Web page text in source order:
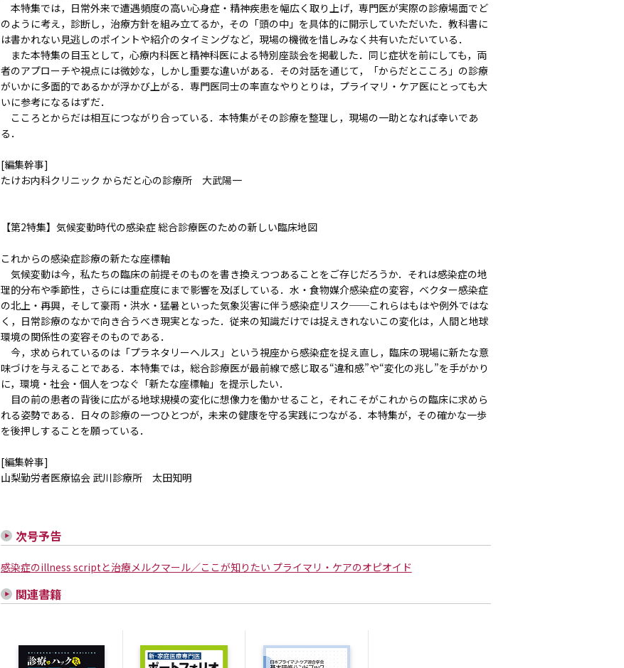
本特集では，日常外来で遭遇頻度の高い心身症・精神疾患を幅広く取り上げ，専門医が実際の診療場面でど
のように考え，診断し，治療方針を組み立てるか，その「頭の中」を具体的に開示していただいた．教科書に
は書かれない見逃しのポイントや紹介のタイミングなど，現場の機微を惜しみなく共有いただいている．
また本特集の目玉として，心療内科医と精神科医による特別座談会を掲載した．同じ症状を前にしても，両
者のアプローチや視点には微妙な，しかし重要な違いがある．その対話を通じて，「からだとこころ」の診療
がいかに多面的であるかが浮かび上がる．専門医同士の率直なやりとりは，プライマリ・ケア医にとっても大
いに参考になるはずだ．
こころとからだは相互につながり合っている．本特集がその診療を整理し，現場の一助となれば幸いであ
る．
[編集幹事]
たけお内科クリニック からだと心の診療所 大武陽一
【第2特集】気候変動時代の感染症 総合診療医のための新しい臨床地図
これからの感染症診療の新たな座標軸
気候変動は今，私たちの臨床の前提そのものを書き換えつつあることをご存じだろうか．それは感染症の地
理的分布や季節性，さらには重症度にまで影響を及ぼしている．水・食物媒介感染症の変容，ベクター感染症
の北上・再興，そして豪雨・洪水・猛暑といった気象災害に伴う感染症リスク──これらはもはや例外ではな
く，日常診療のなかで向き合うべき現実となった．従来の知識だけでは捉えきれないこの変化は，人間と地球
環境の関係性の変容そのものである．
今，求められているのは「プラネタリーヘルス」という視座から感染症を捉え直し，臨床の現場に新たな意
味づけを与えることである．本特集では，総合診療医が最前線で感じ取る“違和感”や“変化の兆し”を手がかり
に，環境・社会・個人をつなぐ「新たな座標軸」を提示したい．
目の前の患者の背後に広がる地球規模の変化に想像力を働かせること，それこそがこれからの臨床に求めら
れる姿勢である．日々の診療の一つひとつが，未来の健康を守る実践につながる．本特集が，その確かな一歩
を後押しすることを願っている．
[編集幹事]
山梨勤労者医療協会 武川診療所 太田知明
次号予告
感染症のillness scriptと治療メルクマール／ここが知りたい プライマリ・ケアのオピオイド
関連書籍